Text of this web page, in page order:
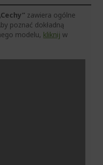
zawiera ogólne
poznać dokładną
modelu, kliknij w